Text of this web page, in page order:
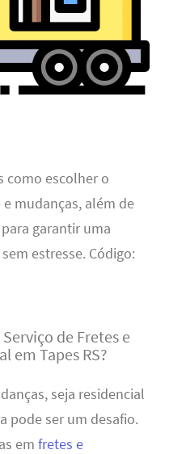
como escolher o
mudanças, além de
garantir uma
estresse. Código:
de Fretes e
em Tapes RS?
seja residencial
pode ser um desafio.
em fretes e